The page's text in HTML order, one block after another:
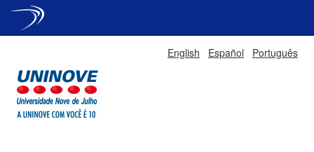
English Español Português